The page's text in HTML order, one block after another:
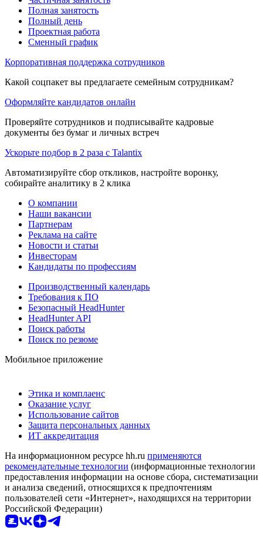
Полная занятость
Полный день
Проектная работа
Сменный график
Корпоративная поддержка сотрудников
Какой соцпакет вы предлагаете семейным сотрудникам?
Оформляйте кандидатов онлайн
Проверяйте сотрудников и подписывайте кадровые
документы без бумаг и личных встреч
Ускорьте подбор в 2 раза с Talantix
Автоматизируйте сбор откликов, настройте воронку,
собирайте аналитику в 2 клика
О компании
Наши вакансии
Партнерам
Реклама на сайте
Новости и статьи
Инвесторам
Кандидаты по профессиям
Производственный календарь
Требования к ПО
Безопасный HeadHunter
HeadHunter API
Поиск работы
Поиск по резюме
Мобильное приложение
Этика и комплаенс
Оказание услуг
Использование сайтов
Защита персональных данных
ИТ аккредитация
На информационном ресурсе hh.ru применяются
рекомендательные технологии (информационные технологии
предоставления информации на основе сбора, систематизации
и анализа сведений, относящихся к предпочтениям
пользователей сети «Интернет», находящихся на территории
Российской Федерации)